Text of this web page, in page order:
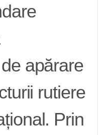
apărare
rutiere
Prin